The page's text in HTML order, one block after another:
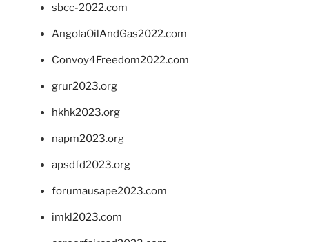
sbcc-2022.com
AngolaOilAndGas2022.com
Convoy4Freedom2022.com
grur2023.org
hkhk2023.org
napm2023.org
apsdfd2023.org
forumausape2023.com
imkl2023.com